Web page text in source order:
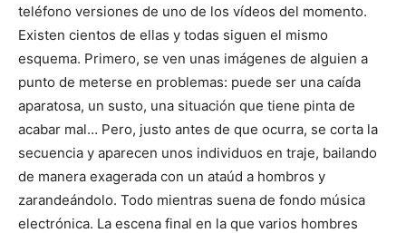
teléfono versiones de uno de los vídeos del momento.
Existen cientos de ellas y todas siguen el mismo
esquema. Primero, se ven unas imágenes de alguien a
punto de meterse en problemas: puede ser una caída
aparatosa, un susto, una situación que tiene pinta de
acabar mal… Pero, justo antes de que ocurra, se corta la
secuencia y aparecen unos individuos en traje, bailando
de manera exagerada con un ataúd a hombros y
zarandeándolo. Todo mientras suena de fondo música
electrónica. La escena final en la que varios hombres